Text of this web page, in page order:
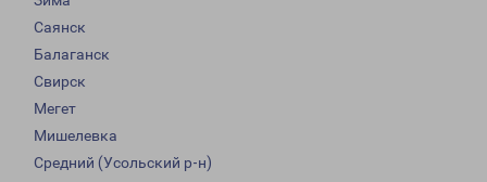
Саянск
Балаганск
Свирск
Мегет
Мишелевка
Средний (Усольский р-н)